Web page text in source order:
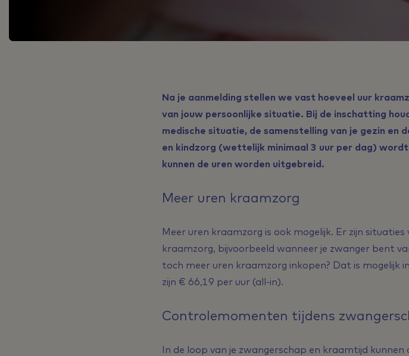
Na je aanmelding stellen we vast hoeveel uur
van jouw persoonlijke situatie. Bij de inschatting
medische situatie, de samenstelling van je gezin en
en kindzorg (wettelijk minimaal 3 uur per dag)
kunnen de uren worden uitgebreid.
Meer uren kraamzorg
Meer uren kraamzorg is ook mogelijk. Er zijn
kraamzorg, bijvoorbeeld wanneer je zwanger bent
toch meer uren kraamzorg inkopen? Dat is mogelijk
zijn € 66,19 per uur (all-in).
Controlemomenten tijdens
In de loop van je zwangerschap en kraamtijd